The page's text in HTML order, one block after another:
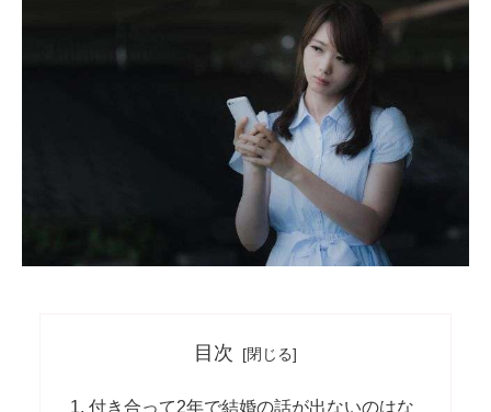
目次
付き合って2年で結婚の話が出ないのはな